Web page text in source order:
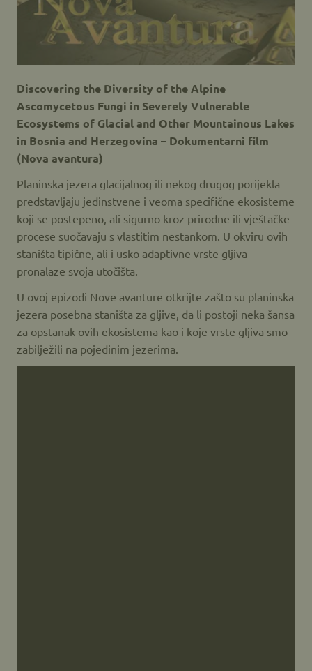
Discovering the Diversity of the Alpine
Ascomycetous Fungi in Severely Vulnerable
Ecosystems of Glacial and Other Mountainous Lakes
in Bosnia and Herzegovina – Dokumentarni film
(Nova avantura)
Planinska jezera glacijalnog ili nekog drugog porijekla
predstavljaju jedinstvene i veoma specifične ekosisteme
koji se postepeno, ali sigurno kroz prirodne ili vještačke
procese suočavaju s vlastitim nestankom. U okviru ovih
staništa tipične, ali i usko adaptivne vrste gljiva
pronalaze svoja utočišta.
U ovoj epizodi Nove avanture otkrijte zašto su planinska
jezera posebna staništa za gljive, da li postoji neka šansa
za opstanak ovih ekosistema kao i koje vrste gljiva smo
zabilježili na pojedinim jezerima.